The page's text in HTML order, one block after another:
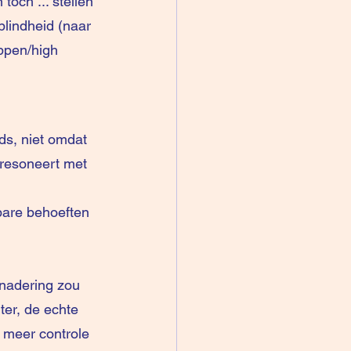
(naar
high
niet omdat
met
behoeften
zou
de echte
controle